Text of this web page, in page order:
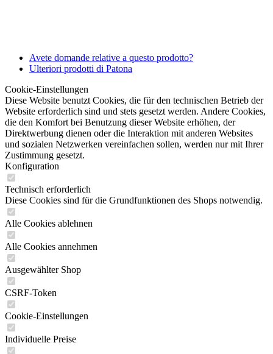
Avete domande relative a questo prodotto?
Ulteriori prodotti di Patona
Cookie-Einstellungen
Diese Website benutzt Cookies, die für den technischen Betrieb der
Website erforderlich sind und stets gesetzt werden. Andere Cookies,
die den Komfort bei Benutzung dieser Website erhöhen, der
Direktwerbung dienen oder die Interaktion mit anderen Websites
und sozialen Netzwerken vereinfachen sollen, werden nur mit Ihrer
Zustimmung gesetzt.
Konfiguration
Technisch erforderlich
Diese Cookies sind für die Grundfunktionen des Shops notwendig.
Alle Cookies ablehnen
Alle Cookies annehmen
Ausgewählter Shop
CSRF-Token
Cookie-Einstellungen
Individuelle Preise